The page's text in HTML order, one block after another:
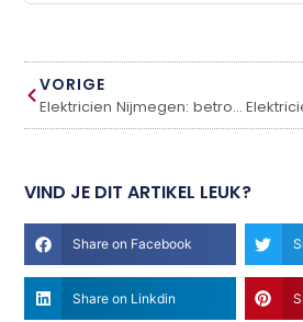
VORIGE
Elektricien Nijmegen: betrouwbaar vakwerk en spoedservice
VIND JE DIT ARTIKEL LEUK?
Share on Facebook
Share on Linkdin